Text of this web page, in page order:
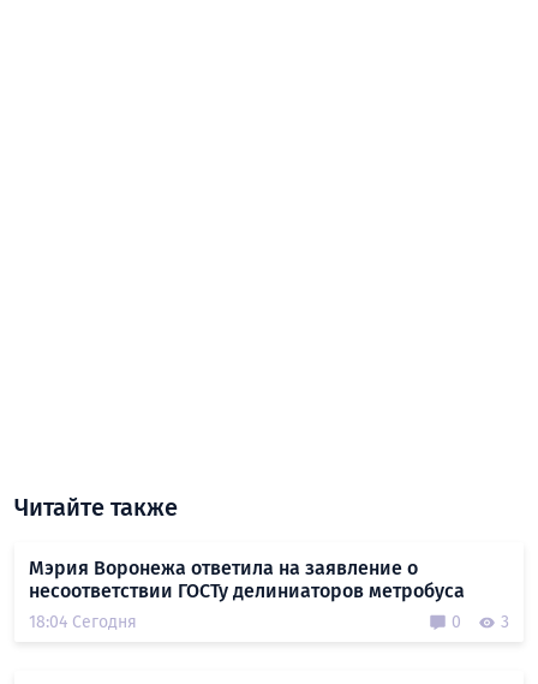
Читайте также
Мэрия Воронежа ответила на заявление о
несоответствии ГОСТу делиниаторов метробуса
18:04 Сегодня 0 3